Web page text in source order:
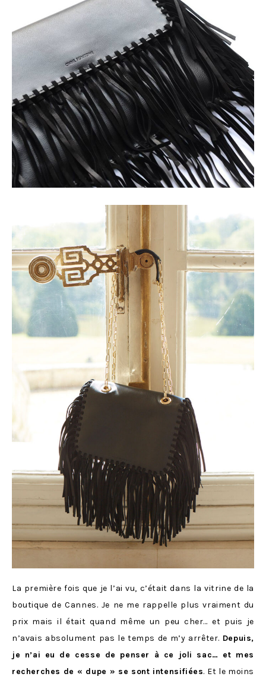
La première fois que je l’ai vu, c’était dans la vitrine de la
boutique de Cannes. Je ne me rappelle plus vraiment du
prix mais il était quand même un peu cher… et puis je
n’avais absolument pas le temps de m’y arrêter. Depuis,
je n’ai eu de cesse de penser à ce joli sac… et mes
recherches de « dupe » se sont intensifiées. Et le moins